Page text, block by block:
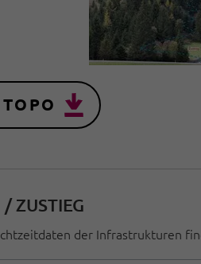
ZUSTIEG
der Infrastrukturen